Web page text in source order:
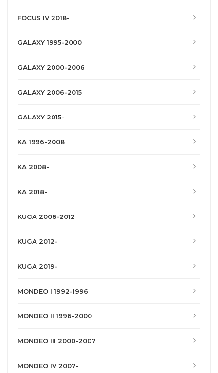
FOCUS IV 2018-
GALAXY 1995-2000
GALAXY 2000-2006
GALAXY 2006-2015
GALAXY 2015-
KA 1996-2008
KA 2008-
KA 2018-
KUGA 2008-2012
KUGA 2012-
KUGA 2019-
MONDEO I 1992-1996
MONDEO II 1996-2000
MONDEO III 2000-2007
MONDEO IV 2007-